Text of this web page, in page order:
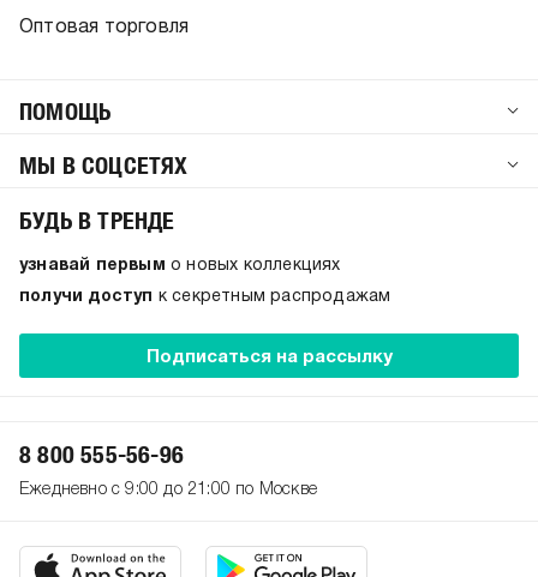
Оптовая торговля
ПОМОЩЬ
МЫ В СОЦСЕТЯХ
БУДЬ В ТРЕНДЕ
узнавай первым о новых коллекциях
получи доступ
к секретным распродажам
Подписаться на рассылку
8 800 555-56-96
Ежедневно с 9:00 до 21:00 по Москве